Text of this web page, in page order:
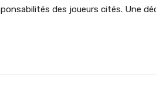
des joueurs cités. Une